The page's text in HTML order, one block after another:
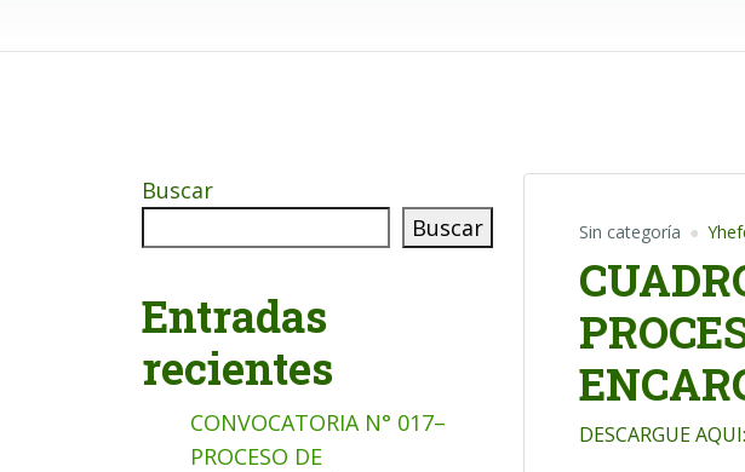
Sin categoría
DESCARGUE AQUI:
Buscar
Buscar
Entradas
recientes
CONVOCATORIA N° 017–
PROCESO DE